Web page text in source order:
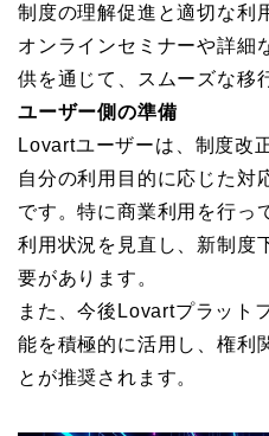
制度の理解促進と適切な利
オンラインセミナーや詳細
供を通じて、スムーズな移
ユーザー側の準備
Lovartユーザーは、制度改
自分の利用目的に応じた対
です。特に商業利用を行っ
利用状況を見直し、新制度
要があります。
また、今後Lovartプラット
能を積極的に活用し、権利
とが推奨されます。